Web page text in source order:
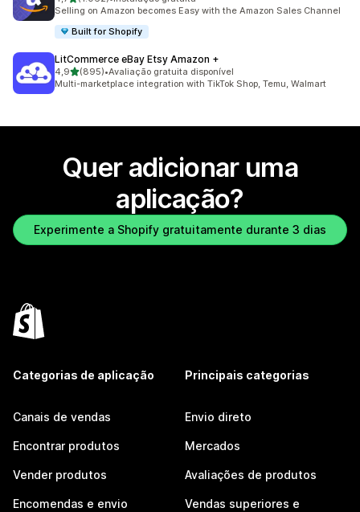
1062 total de avaliações
Selling on Amazon becomes Easy with the Amazon Sales Channel
Built for Shopify
LitCommerce eBay Etsy Amazon +
4,9de 5 estrelas
(895)
895 total de avaliações
•Avaliação gratuita disponível
Multi-marketplace integration with TikTok Shop, Temu, Walmart
Quer adicionar uma
aplicação?
Experimente a Shopify gratuitamente durante 3 dias
Categorias de aplicação
Canais de vendas
Encontrar produtos
Vender produtos
Encomendas e envio
Principais categorias
Envio direto
Mercados
Avaliações de produtos
Vendas superiores e